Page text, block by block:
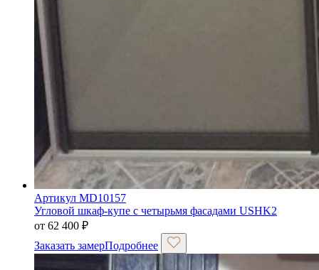
Артикул MD10157
Угловой шкаф-купе с четырьмя фасадами USHK2
от 62 400 ₽
Заказать замерПодробнее